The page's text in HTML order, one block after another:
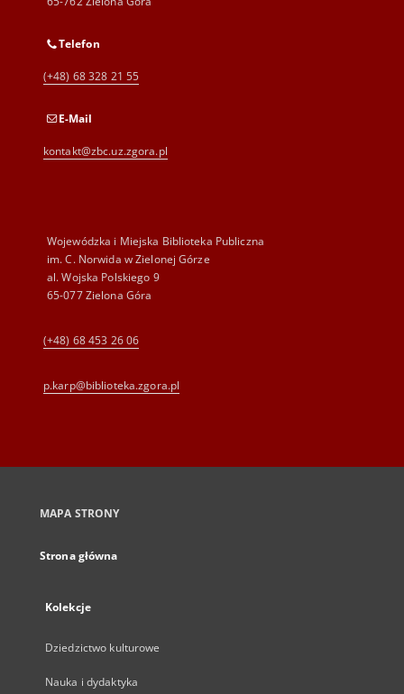
Telefon
(+48) 68 328 21 55
E-Mail
kontakt@zbc.uz.zgora.pl
Wojewódzka i Miejska Biblioteka Publiczna
im. C. Norwida w Zielonej Górze
al. Wojska Polskiego 9
65-077 Zielona Góra
(+48) 68 453 26 06
p.karp@biblioteka.zgora.pl
MAPA STRONY
Strona główna
Kolekcje
Dziedzictwo kulturowe
Nauka i dydaktyka